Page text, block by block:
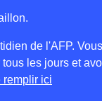
de l'AFP.
les jours et
remplir ici